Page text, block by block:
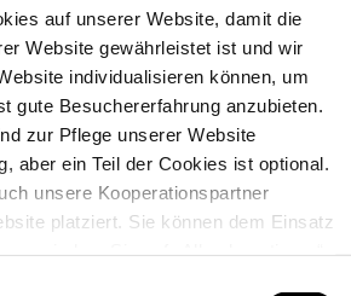
auf unserer Website, damit die
Website gewährleistet ist und wir
individualisieren können, um
gute Besuchererfahrung anzubieten.
zur Pflege unserer Website
aber ein Teil der Cookies ist optional.
unsere Kooperationspartner
platziert. Sie können dem Einsatz